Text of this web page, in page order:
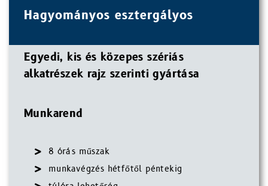
Hagyományos esztergályos
Egyedi, kis és közepes szériás
alkatrészek rajz szerinti gyártása
Munkarend
8 órás műszak
munkavégzés hétfőtől péntekig